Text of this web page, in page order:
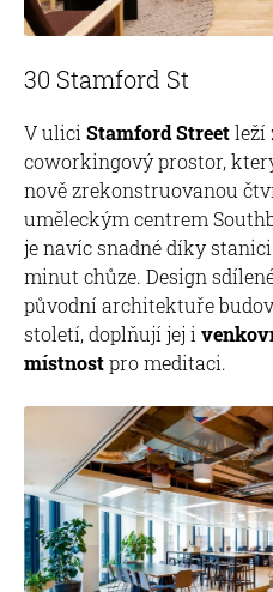
30 Stamford St
V ulici Stamford Streetleží
coworkingový prostor,
nově zrekonstruovanou
uměleckým centrem
je navíc snadné díky stanici
minut chůze. Design
původní architektuře
století, doplňují jej i
místnostpro meditaci.